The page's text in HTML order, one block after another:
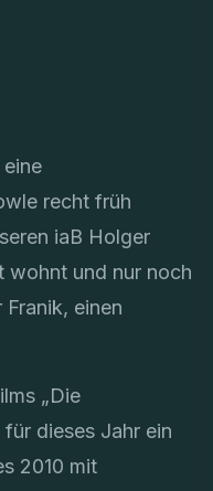
recht früh
iaB Holger
wohnt und nur noch
einen
„Die
dieses Jahr ein
2010 mit